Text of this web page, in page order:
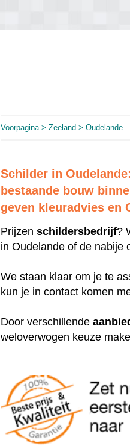
Voorpagina>Zeeland > Oudelande
Schilder in
bestaande bouw
geven kleuradvies en
Prijzenschildersbedrijf?
in Oudelande of de nabije
We staan klaar om je te
kun je in contact komen
Door verschillende
weloverwogen keuze